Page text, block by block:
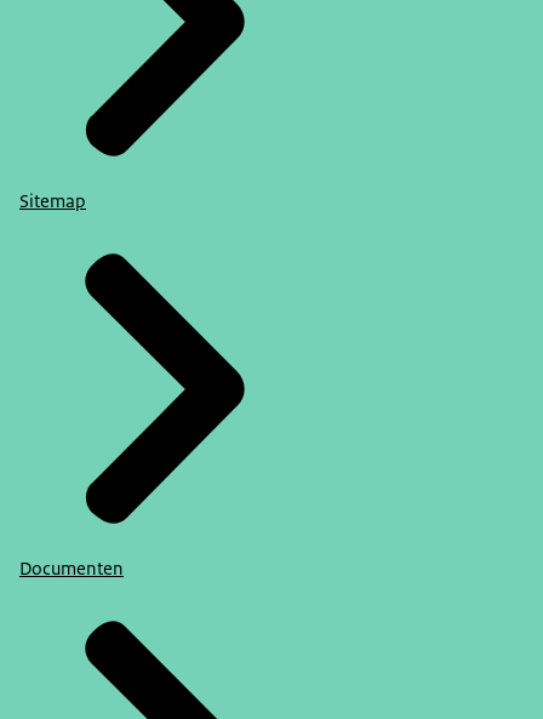
Sitemap
Documenten